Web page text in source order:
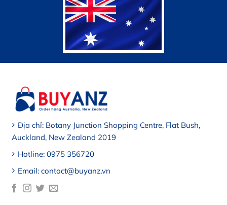
Địa chỉ: Botany Junction Shopping Centre, Flat Bush,
Auckland, New Zealand 2019
Hotline: 0975 356720
Email: contact@buyanz.vn